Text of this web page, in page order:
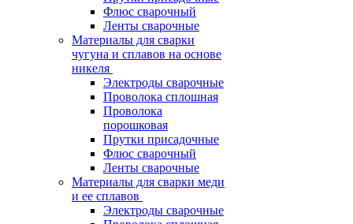
Флюс сварочный
Ленты сварочные
Материалы для сварки
чугуна и сплавов на основе
никеля
Электроды сварочные
Проволока сплошная
Проволока
порошковая
Прутки присадочные
Флюс сварочный
Ленты сварочные
Материалы для сварки меди
и ее сплавов
Электроды сварочные